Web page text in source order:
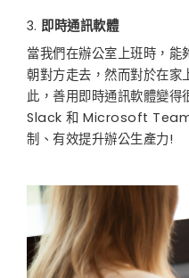
即時通訊軟體
當我們在辦公室上班時，能
朝對方走去，然而對於在家
此，善用即時通訊軟體變得
Slack 和 Microsoft
制、有效提升辦公生產力!